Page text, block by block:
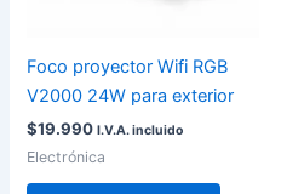
Foco proyector Wifi RGB
V2000 24W para exterior
$19.990 I.V.A. incluido
Electrónica